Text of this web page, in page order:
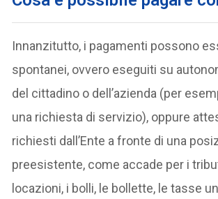
Innanzitutto, i pagamenti possono
spontanei, ovvero eseguiti su
del cittadino o dell’azienda (per
una richiesta di servizio), oppure
richiesti dall’Ente a fronte di una
preesistente, come accade per i
locazioni, i bolli, le bollette, le tasse